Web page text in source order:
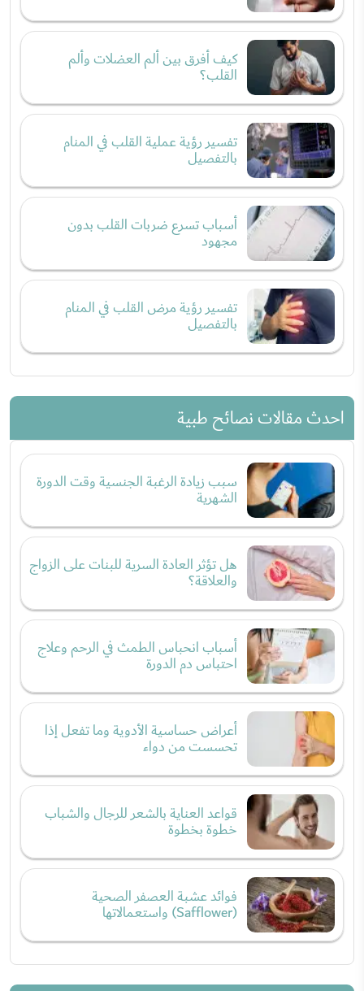
كيف أفرق بين ألم العضلات وألم
القلب؟
تفسير رؤية عملية القلب في المنام
بالتفصيل
أسباب تسرع ضربات القلب بدون
مجهود
تفسير رؤية مرض القلب في المنام
بالتفصيل
احدث مقالات نصائح طبية
سبب زيادة الرغبة الجنسية وقت الدورة
الشهرية
هل تؤثر العادة السرية للبنات على الزواج
والعلاقة؟
أسباب انحباس الطمث في الرحم وعلاج
احتباس دم الدورة
أعراض حساسية الأدوية وما تفعل إذا
تحسست من دواء
قواعد العناية بالشعر للرجال والشباب
خطوة بخطوة
فوائد عشبة العصفر الصحية
(Safflower) واستعمالاتها